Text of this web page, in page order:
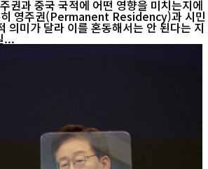
권과 중국 국적에 어떤 영향을 미치는지에
히 영주권(Permanent Residency)과 시민
미가 달라 이를 혼동해서는 안 된다는 지
'일...